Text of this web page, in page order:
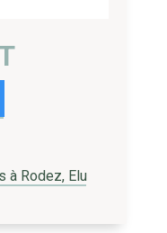
à Rodez, Elu